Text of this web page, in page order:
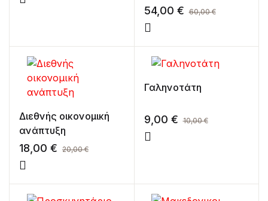
ΙΕΡΟΣΟΛΥΜΩΝ
ΟΜΙΛΙΑΡΙΟΝ
54,00 € 60,00€
Διεθνής οικονομική
ανάπτυξη
18,00 € 20,00€
Γαληνοτάτη
9,00 € 10,00€